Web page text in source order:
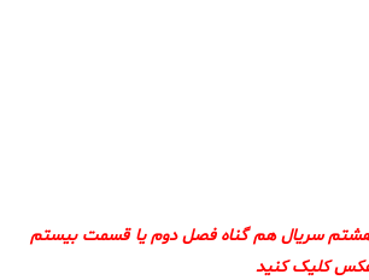
هشتم سریال هم گناه فصل دوم یا قسمت بیستم
کلیک کنید